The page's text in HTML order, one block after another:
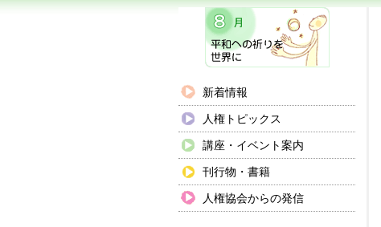
新着情報
人権トピックス
講座・イベント案内
刊行物・書籍
人権協会からの発信